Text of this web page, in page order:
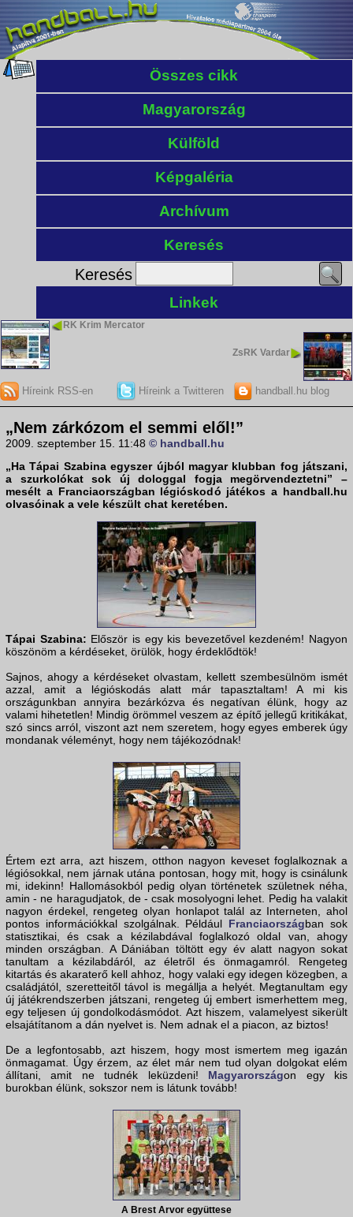
Összes cikk
Magyarország
Külföld
Képgaléria
Archívum
Keresés
Keresés
Linkek
RK Krim Mercator
ZsRK Vardar
Híreink RSS-en Híreink a Twitteren handball.hu blog
„Nem zárkózom el semmi elől!”
2009. szeptember 15. 11:48 © handball.hu
„HaTápai Szabinaegyszer újból magyar klubban fog játszani,
a szurkolókat sok új dologgal fogja megörvendeztetni” –
mesélt a Franciaországban légióskodó játékos a handball.hu
olvasóinak a vele készült chat keretében.
Tápai Szabina: Először is egy kis bevezetővel kezdeném! Nagyon
köszönöm a kérdéseket, örülök, hogy érdeklődtök!
Sajnos, ahogy a kérdéseket olvastam, kellett szembesülnöm ismét
azzal, amit a légióskodás alatt már tapasztaltam! A mi kis
országunkban annyira bezárkózva és negatívan élünk, hogy az
valami hihetetlen! Mindig örömmel veszem az építő jellegű kritikákat,
szó sincs arról, viszont azt nem szeretem, hogy egyes emberek úgy
mondanak véleményt, hogy nem tájékozódnak!
Értem ezt arra, azt hiszem, otthon nagyon keveset foglalkoznak a
légiósokkal, nem járnak utána pontosan, hogy mit, hogy is csinálunk
mi, idekinn! Hallomásokból pedig olyan történetek születnek néha,
amin - ne haragudjatok, de - csak mosolyogni lehet. Pedig ha valakit
nagyon érdekel, rengeteg olyan honlapot talál az Interneten, ahol
pontos információkkal szolgálnak. Például Franciaországban sok
statisztikai, és csak a kézilabdával foglalkozó oldal van, ahogy
minden országban. A Dániában töltött egy év alatt nagyon sokat
tanultam a kézilabdáról, az életről és önmagamról. Rengeteg
kitartás és akaraterő kell ahhoz, hogy valaki egy idegen közegben, a
családjától, szeretteitől távol is megállja a helyét. Megtanultam egy
új játékrendszerben játszani, rengeteg új embert ismerhettem meg,
egy teljesen új gondolkodásmódot. Azt hiszem, valamelyest sikerült
elsajátítanom a dán nyelvet is. Nem adnak el a piacon, az biztos!
De a legfontosabb, azt hiszem, hogy most ismertem meg igazán
önmagamat. Úgy érzem, az élet már nem tud olyan dolgokat elém
állítani, amit ne tudnék leküzdeni! Magyarországon egy kis
burokban élünk, sokszor nem is látunk tovább!
A Brest Arvor együttese